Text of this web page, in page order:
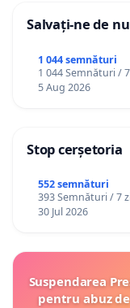
Salvați-ne de
1 044 semnături
1 044 Semnături /
5 Aug 2026
Stop cerșetoria
552 semnături
393 Semnături / 7
30 Jul 2026
Suspendarea
pentru abuz